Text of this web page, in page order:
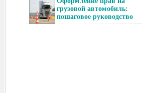
грузовой автомобиль:
пошаговое руководство